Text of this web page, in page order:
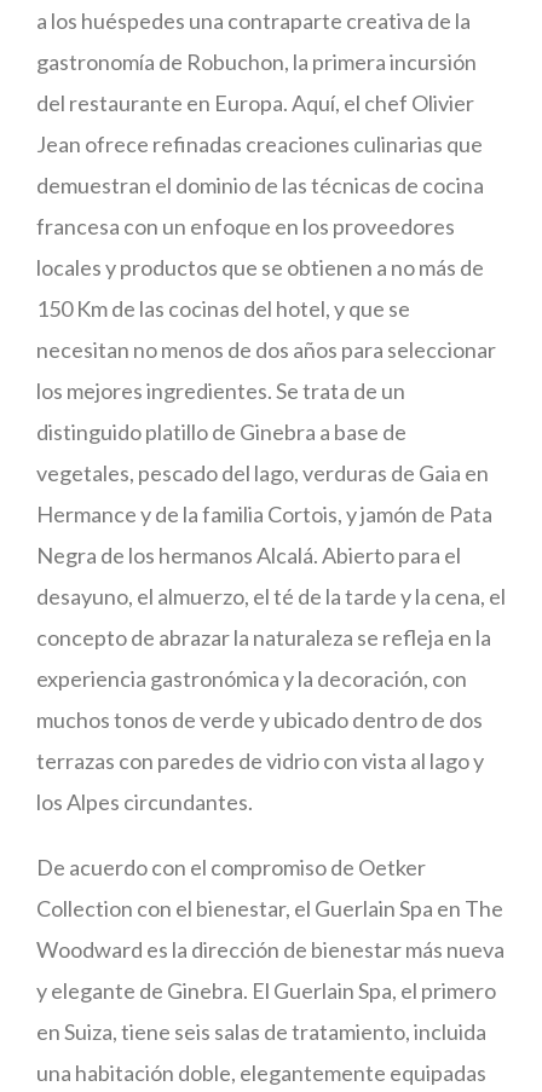
a los huéspedes una contraparte creativa de la
gastronomía de Robuchon, la primera incursión
del restaurante en Europa. Aquí, el chef Olivier
Jean ofrece refinadas creaciones culinarias que
demuestran el dominio de las técnicas de cocina
francesa con un enfoque en los proveedores
locales y productos que se obtienen a no más de
150 Km de las cocinas del hotel, y que se
necesitan no menos de dos años para seleccionar
los mejores ingredientes. Se trata de un
distinguido platillo de Ginebra a base de
vegetales, pescado del lago, verduras de Gaia en
Hermance y de la familia Cortois, y jamón de Pata
Negra de los hermanos Alcalá. Abierto para el
desayuno, el almuerzo, el té de la tarde y la cena, el
concepto de abrazar la naturaleza se refleja en la
experiencia gastronómica y la decoración, con
muchos tonos de verde y ubicado dentro de dos
terrazas con paredes de vidrio con vista al lago y
los Alpes circundantes.
De acuerdo con el compromiso de Oetker
Collection con el bienestar, el Guerlain Spa en The
Woodward es la dirección de bienestar más nueva
y elegante de Ginebra. El Guerlain Spa, el primero
en Suiza, tiene seis salas de tratamiento, incluida
una habitación doble, elegantemente equipadas